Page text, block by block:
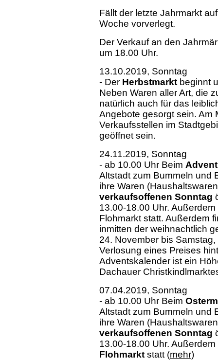
Fällt der letzte Jahrmarkt
Woche vorverlegt.
Der Verkauf an den
um 18.00 Uhr.
13.10.2019, Sonntag
- Der Herbstmarkt beginnt
Neben Waren aller Art, die
natürlich auch für das
Angebote gesorgt sein. Am
Verkaufsstellen im
geöffnet sein.
24.11.2019, Sonntag
- ab 10.00 Uhr Beim
Altstadt zum Bummeln und
ihre Waren
verkaufsoffenen Sonntag
13.00-18.00 Uhr.
Flohmarkt statt. Außerdem
inmitten der weihnachtlich
24. November bis
Verlosung eines Preises
Adventskalender ist ein
Dachauer
07.04.2019, Sonntag
- ab 10.00 Uhr Beim
Altstadt zum Bummeln und
ihre Waren
verkaufsoffenen Sonntag
13.00-18.00 Uhr.
Flohmarkt statt (mehr)